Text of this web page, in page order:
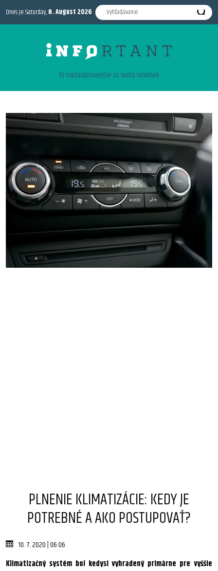
Dnes je Saturday,8. August 2026
To najzaujimavejšie zo sveta noviniek
PLNENIE KLIMATIZÁCIE: KEDY JE
POTREBNÉ A AKO POSTUPOVAŤ?
10. 7. 2020 | 06:06
Klimatizačný systém bol kedysi vyhradený primárne pre vyššie